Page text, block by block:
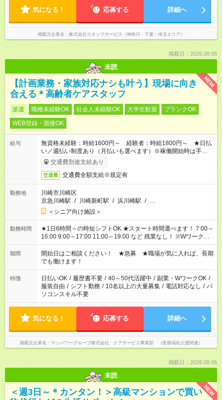
気になる！ 応募する 詳細へ
掲載元企業名 株式会社スタッフサービス（神奈川・千葉・埼玉エリア）
掲載日：2026.08.06
未読
NEW
【計画業務・家族対応ナシも叶う】現場に向き
合える＊高齢者ケアスタッフ
派遣 職種未経験OK 社会人未経験OK 大学生歓迎
ブランクOK
WEB登録・面接OK
給与
無資格未経験：時給1600円～ 経験者：時給1800円～ ★日払
い／週払い制度あり（月払いも選べます）※稼働開始時は手続き
完了次第のお支払いとなります。
交通費別途支給あり
交通費 交通費全額支給※規定有
勤務地
川崎市川崎区
京急川崎駅 / 川崎新町駅 / 浜川崎駅 / …
＜シニア向け施設＞
勤務時間
★1日6時間～の時短シフトOK ★スタート時間選べます！ 7:00～
16:00 9:00～17:00 11:00～19:00 など 残業なし！ ※Wワークの
場合、他のお仕事と合わせ週40時間超の就業はご案内できませ
ん ※法令に基づき、週20時間以上勤務は社会保険への加入対象
となります ※労働者派遣法（日雇い派遣の原則禁止）により、
短時間・短期間の就業はご案内が難しい場合があります
期間
開始日はご相談ください！ ★急募 ★職場が気に入れば、長期
でも働けます！
特徴 日払いOK / 履歴書不要 / 40～50代活躍中 / 副業・WワークOK /
服装自由 / シフト勤務 / 10名以上の大量募集 / 電話対応なし / パ
ソコンスキル不要
気になる！ 応募する 詳細へ
掲載元企業名 マンパワーグループ株式会社 ケアサービス事業部 （医療福祉介護関連）
掲載日：2026.08.06
未読
NEW
＜週3日～＊カンタン！＞高級マンションで買い